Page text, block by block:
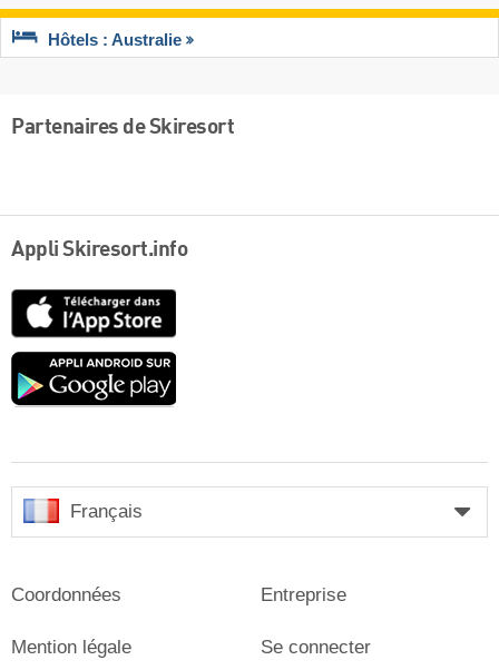
Hôtels : Australie
Partenaires de Skiresort
Appli Skiresort.info
Google
Français
Coordonnées
Mention légale
Entreprise
Se connecter